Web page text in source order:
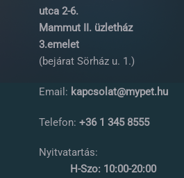
utca 2-6.
Mammut II. üzletház
3.emelet
(bejárat Sörház u. 1.)
Email: kapcsolat@mypet.hu
Telefon: +36 1 345 8555
Nyitvatartás:
H-Szo: 10:00-20:00